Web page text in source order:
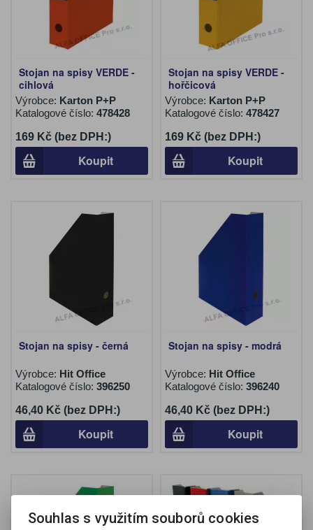
Stojan na spisy VERDE -
cihlová
Výrobce: Karton P+P
Katalogové číslo: 478428
169 Kč (bez DPH:)
Koupit
Stojan na spisy VERDE -
hořčicová
Výrobce: Karton P+P
Katalogové číslo: 478427
169 Kč (bez DPH:)
Koupit
Stojan na spisy - černá
Výrobce: Hit Office
Katalogové číslo: 396250
46,40 Kč (bez DPH:)
Koupit
Stojan na spisy - modrá
Výrobce: Hit Office
Katalogové číslo: 396240
46,40 Kč (bez DPH:)
Koupit
Souhlas s využitím souborů cookies